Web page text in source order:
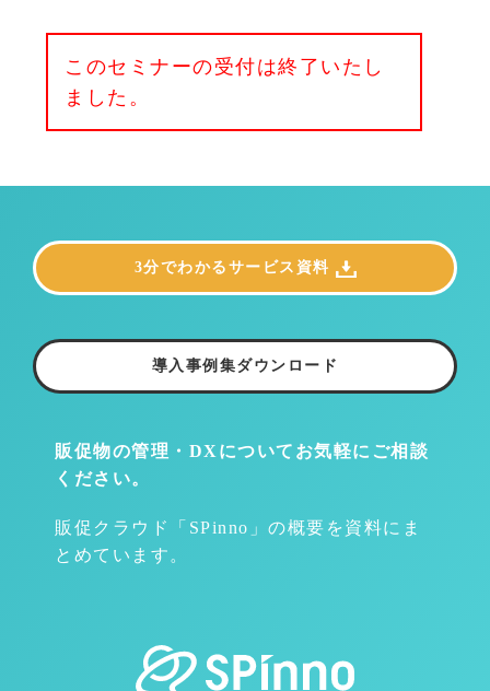
このセミナーの受付は終了いたし
ました。
販促物の管理・DXについて お気軽にご相談
ください。
販促クラウド「SPinno」の概要を資料にま
とめています。
3分でわかるサービス資料
導入事例集ダウンロード